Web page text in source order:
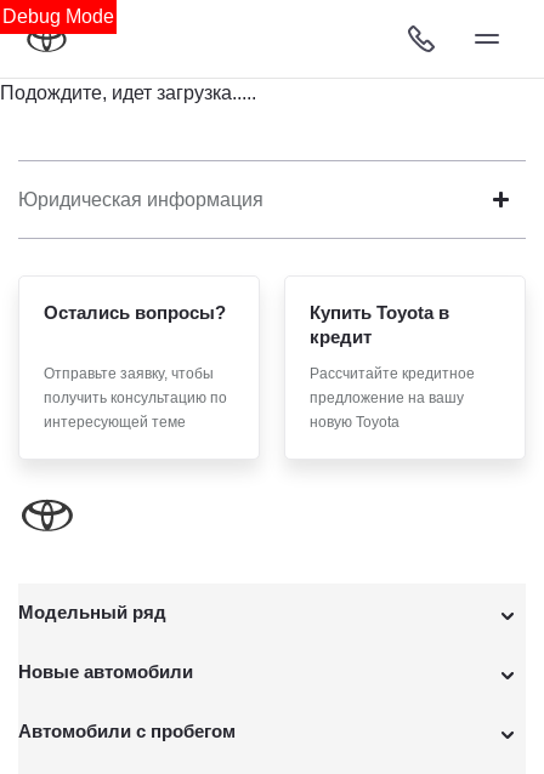
Debug Mode
Подождите, идет загрузка.....
Юридическая информация
Остались вопросы?
Отправьте заявку, чтобы
получить консультацию по
интересующей теме
Купить Toyota в
кредит
Рассчитайте кредитное
предложение на вашу
новую Toyota
Модельный ряд
Новые автомобили
Автомобили с пробегом